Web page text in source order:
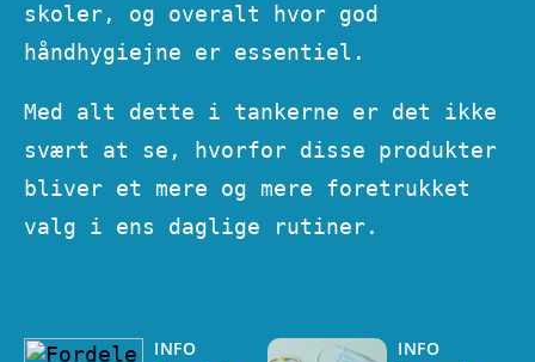
skoler, og overalt hvor god
håndhygiejne er essentiel.
Med alt dette i tankerne er det ikke
svært at se, hvorfor disse produkter
bliver et mere og mere foretrukket
valg i ens daglige rutiner.
INFO INFO